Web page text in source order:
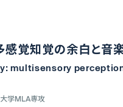
感覚知覚の余白と音
multisensory
学MLA専攻